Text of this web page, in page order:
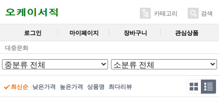
카테고리 검색
로그인 마이페이지 장바구니 관심상품
대중문화
최신순 낮은가격 높은가격 상품명 최다리뷰